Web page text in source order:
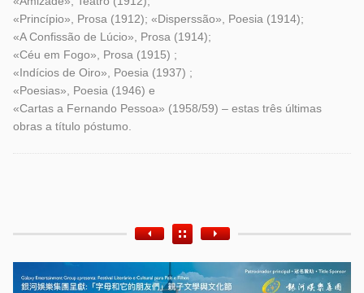
«Princípio», Prosa (1912); «Disperssão», Poesia (1914);
«A Confissão de Lúcio», Prosa (1914);
«Céu em Fogo», Prosa (1915) ;
«Indícios de Oiro», Poesia (1937) ;
«Poesias», Poesia (1946) e
«Cartas a Fernando Pessoa» (1958/59) – estas três últimas
obras a título póstumo.